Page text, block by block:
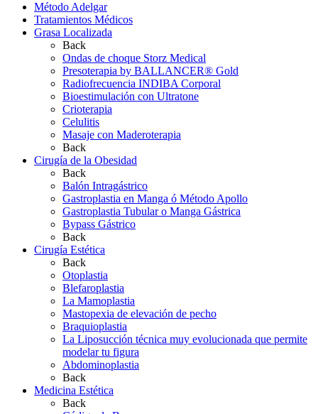
Método Adelgar
Tratamientos Médicos
Grasa Localizada
Back
Ondas de choque Storz Medical
Presoterapia by BALLANCER® Gold
Radiofrecuencia INDIBA Corporal
Bioestimulación con Ultratone
Crioterapia
Celulitis
Masaje con Maderoterapia
Back
Cirugía de la Obesidad
Back
Balón Intragástrico
Gastroplastia en Manga ó Método Apollo
Gastroplastia Tubular o Manga Gástrica
Bypass Gástrico
Back
Cirugía Estética
Back
Otoplastia
Blefaroplastia
La Mamoplastia
Mastopexia de elevación de pecho
Braquioplastia
La Liposucción técnica muy evolucionada que permite
modelar tu figura
Abdominoplastia
Back
Medicina Estética
Back